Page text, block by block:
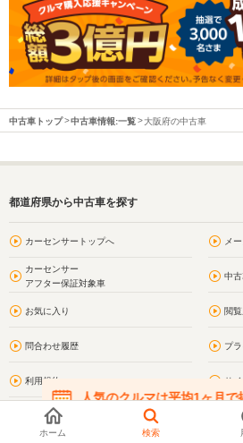
中古車トップ 中古車情報:一覧 大阪府の中古車
都道府県から中古車を探す
カーセンサートップへ メ
カーセンサー
アフター保証対象車
中
お気に入り 閲
問合わせ履歴 プ
利用規約 サ
お問い合わせ 大
人気のクルマは平均1ヶ月で
在庫が無くなる前にお問い合わせ
ホーム 検索